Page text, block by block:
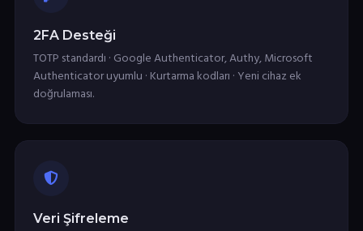
2FA Desteği
TOTP standardı · Google Authenticator, Authy, Microsoft
Authenticator uyumlu · Kurtarma kodları · Yeni cihaz ek
doğrulaması.
Veri Şifreleme